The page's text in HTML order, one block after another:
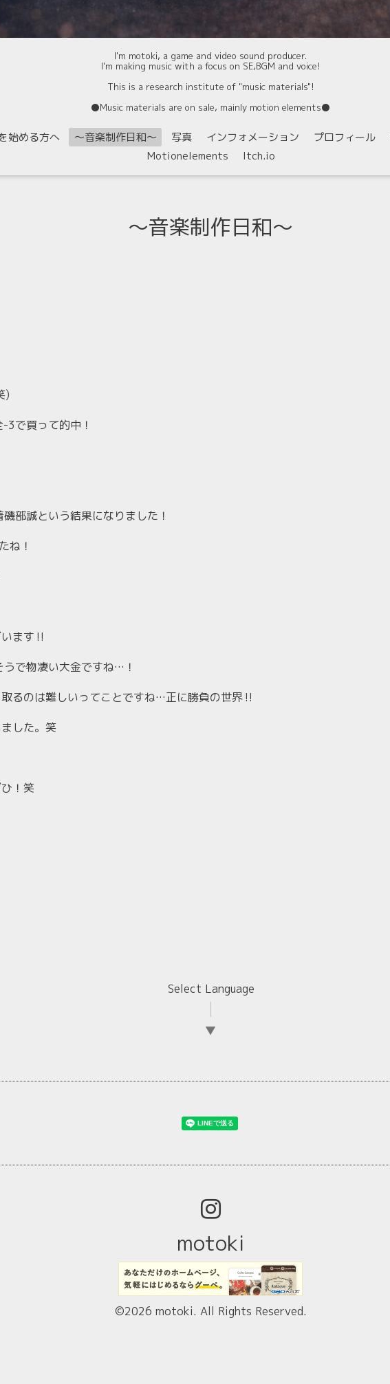
I'm motoki, a game and video sound producer.
I'm making music with a focus on SE,BGM and voice!
This is a research institute of "music materials"!
⚫️Music materials are on sale, mainly motion elements⚫️
始める方へ 〜音楽制作日和〜 写真 インフォメーション プロフィール
Motionelements
Itch.io
〜音楽制作日和〜
)
で買って的中！
部誠という結果になりました！
ね！
います‼︎
で物凄い大金ですね…！
るのは難しいってことですね…正に勝負の世界‼︎
した。笑
！笑
Select Language
▼
motoki
©2026 motoki. All Rights Reserved.